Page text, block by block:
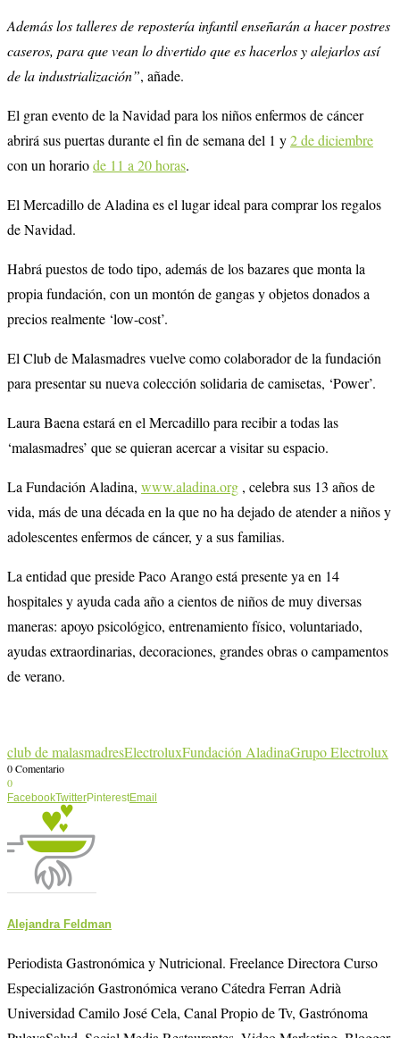
Además los talleres de repostería infantil enseñarán a hacer postres
caseros, para que vean lo divertido que es hacerlos y alejarlos así
de la industrialización”, añade.
El gran evento de la Navidad para los niños enfermos de cáncer
abrirá sus puertas durante el fin de semana del 1 y2 de diciembre
con un horariode 11 a 20 horas.
El Mercadillo de Aladina es el lugar ideal para comprar los regalos
de Navidad.
Habrá puestos de todo tipo, además de los bazares que monta la
propia fundación, con un montón de gangas y objetos donados a
precios realmente ‘low-cost’.
El Club de Malasmadres vuelve como colaborador de la fundación
para presentar su nueva colección solidaria de camisetas, ‘Power’.
Laura Baena estará en el Mercadillo para recibir a todas las
‘malasmadres’ que se quieran acercar a visitar su espacio.
La Fundación Aladina, www.aladina.org , celebra sus 13 años de
vida, más de una década en la que no ha dejado de atender a niños y
adolescentes enfermos de cáncer, y a sus familias.
La entidad que preside Paco Arango está presente ya en 14
hospitales y ayuda cada año a cientos de niños de muy diversas
maneras: apoyo psicológico, entrenamiento físico, voluntariado,
ayudas extraordinarias, decoraciones, grandes obras o campamentos
de verano.
club de malasmadresElectroluxFundación AladinaGrupo Electrolux
0 Comentario
0
FacebookTwitterPinterestEmail
Alejandra Feldman
Periodista Gastronómica y Nutricional. Freelance Directora Curso
Especialización Gastronómica verano Cátedra Ferran Adrià
Universidad Camilo José Cela, Canal Propio de Tv, Gastrónoma